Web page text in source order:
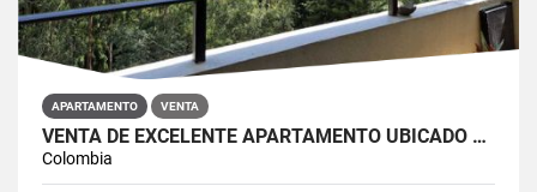
APARTAMENTO VENTA
VENTA DE EXCELENTE APARTAMENTO UBICADO CERCA A SAN LUCAS
Colombia